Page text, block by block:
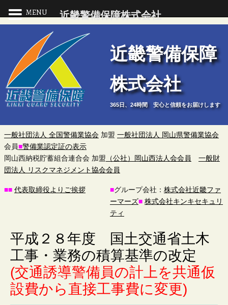
近
畿
警
備
保
障
株
会
社
近畿警備保障
株式会社
365日、24時間 安心と信頼をお届けします
一般社団法人 全国警備業協会 加盟 一般社団法人 岡山県警備業協会
会員■警備業認定証の表示
岡山西納税貯蓄組合連合会 加盟 （公社）岡山西法人会会員
一般財
団法人 リスクマネジメント協会会員
■■ 代表取締役よりご挨拶 ■グループ会社： 株式会社近畿ファ
ーマーズ■ 株式会社キンキセキュリ
ティ
平成２８年度 国土交通省土木
工事・業務の積算基準の改定
(交通誘導警備員の計上を共通仮
設費から直接工事費に変更)
MENU 近畿警備保障株式会社